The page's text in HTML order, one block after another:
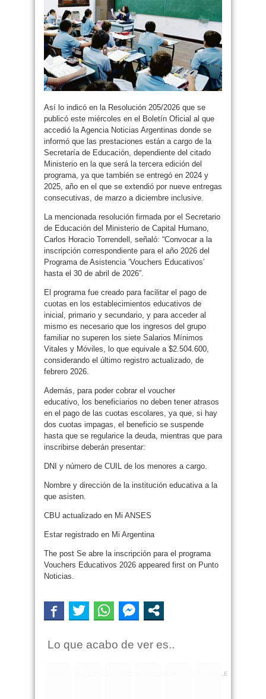
Así lo indicó en la Resolución 205/2026 que se
publicó este miércoles en el Boletín Oficial al que
accedió la Agencia Noticias Argentinas donde se
informó que las prestaciones están a cargo de la
Secretaría de Educación, dependiente del citado
Ministerio en la que será la tercera edición del
programa, ya que también se entregó en 2024 y
2025, año en el que se extendió por nueve entregas
consecutivas, de marzo a diciembre inclusive.
La mencionada resolución firmada por el Secretario
de Educación del Ministerio de Capital Humano,
Carlos Horacio Torrendell, señaló: “Convocar a la
inscripción correspondiente para el año 2026 del
Programa de Asistencia ‘Vouchers Educativos’
hasta el 30 de abril de 2026”.
El programa fue creado para facilitar el pago de
cuotas en los establecimientos educativos de
inicial, primario y secundario, y para acceder al
mismo es necesario que los ingresos del grupo
familiar no superen los siete Salarios Mínimos
Vitales y Móviles, lo que equivale a $2.504.600,
considerando el último registro actualizado, de
febrero 2026.
Además, para poder cobrar el voucher
educativo, los beneficiarios no deben tener atrasos
en el pago de las cuotas escolares, ya que, si hay
dos cuotas impagas, el beneficio se suspende
hasta que se regularice la deuda, mientras que para
inscribirse deberán presentar:
DNI y número de CUIL de los menores a cargo.
Nombre y dirección de la institución educativa a la
que asisten.
CBU actualizado en Mi ANSES
Estar registrado en Mi Argentina
The post Se abre la inscripción para el programa
Vouchers Educativos 2026 appeared first on Punto
Noticias.
Lo que acabo de ver es..
INCREIBLE